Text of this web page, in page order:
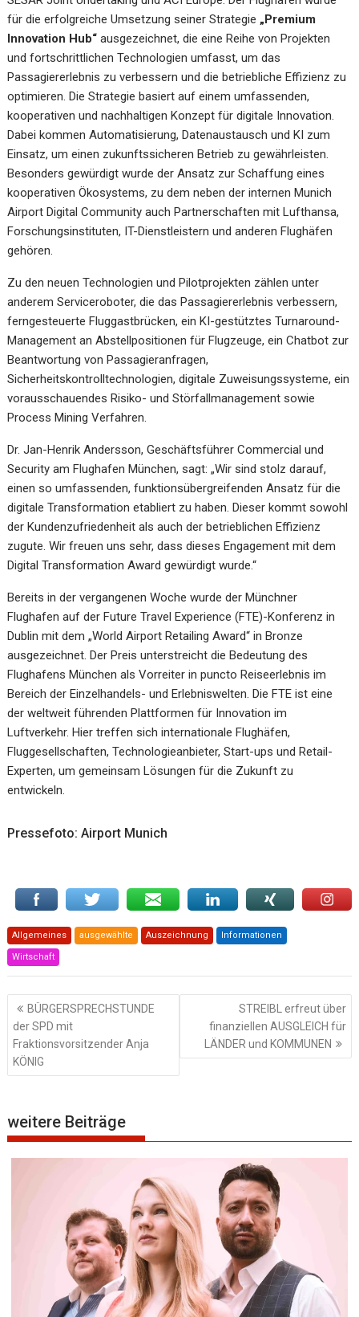
für die erfolgreiche Umsetzung seiner Strategie „Premium
Innovation Hub“ ausgezeichnet, die eine Reihe von Projekten
und fortschrittlichen Technologien umfasst, um das
Passagiererlebnis zu verbessern und die betriebliche Effizienz zu
optimieren. Die Strategie basiert auf einem umfassenden,
kooperativen und nachhaltigen Konzept für digitale Innovation.
Dabei kommen Automatisierung, Datenaustausch und KI zum
Einsatz, um einen zukunftssicheren Betrieb zu gewährleisten.
Besonders gewürdigt wurde der Ansatz zur Schaffung eines
kooperativen Ökosystems, zu dem neben der internen Munich
Airport Digital Community auch Partnerschaften mit Lufthansa,
Forschungsinstituten, IT-Dienstleistern und anderen Flughäfen
gehören.
Zu den neuen Technologien und Pilotprojekten zählen unter
anderem Serviceroboter, die das Passagiererlebnis verbessern,
ferngesteuerte Fluggastbrücken, ein KI-gestütztes Turnaround-
Management an Abstellpositionen für Flugzeuge, ein Chatbot zur
Beantwortung von Passagieranfragen,
Sicherheitskontrolltechnologien, digitale Zuweisungssysteme, ein
vorausschauendes Risiko- und Störfallmanagement sowie
Process Mining Verfahren.
Dr. Jan-Henrik Andersson, Geschäftsführer Commercial und
Security am Flughafen München, sagt: „Wir sind stolz darauf,
einen so umfassenden, funktionsübergreifenden Ansatz für die
digitale Transformation etabliert zu haben. Dieser kommt sowohl
der Kundenzufriedenheit als auch der betrieblichen Effizienz
zugute. Wir freuen uns sehr, dass dieses Engagement mit dem
Digital Transformation Award gewürdigt wurde.“
Bereits in der vergangenen Woche wurde der Münchner
Flughafen auf der Future Travel Experience (FTE)-Konferenz in
Dublin mit dem „World Airport Retailing Award“ in Bronze
ausgezeichnet. Der Preis unterstreicht die Bedeutung des
Flughafens München als Vorreiter in puncto Reiseerlebnis im
Bereich der Einzelhandels- und Erlebniswelten. Die FTE ist eine
der weltweit führenden Plattformen für Innovation im
Luftverkehr. Hier treffen sich internationale Flughäfen,
Fluggesellschaften, Technologieanbieter, Start-ups und Retail-
Experten, um gemeinsam Lösungen für die Zukunft zu
entwickeln.
Pressefoto: Airport Munich
Allgemeines ausgewählte Auszeichnung Informationen
Wirtschaft
Beitragsnavigation
BÜRGERSPRECHSTUNDE
der SPD mit
Fraktionsvorsitzender Anja
KÖNIG
STREIBL erfreut über
finanziellen AUSGLEICH für
LÄNDER und KOMMUNEN
weitere Beiträge